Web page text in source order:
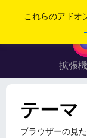
これらのアドオ
拡張
テーマ
ブラウザーの見